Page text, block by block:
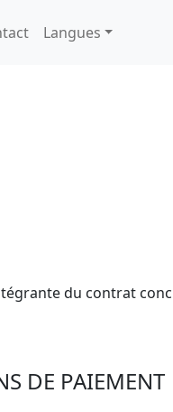
Langues
du contrat
DE PAIEMENT